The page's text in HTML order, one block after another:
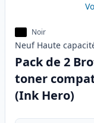
Noir
Neuf Haute
Pack de 2
toner
(Ink Hero)